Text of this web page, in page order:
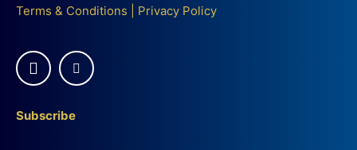
Terms & Conditions Privacy Policy
Subscribe